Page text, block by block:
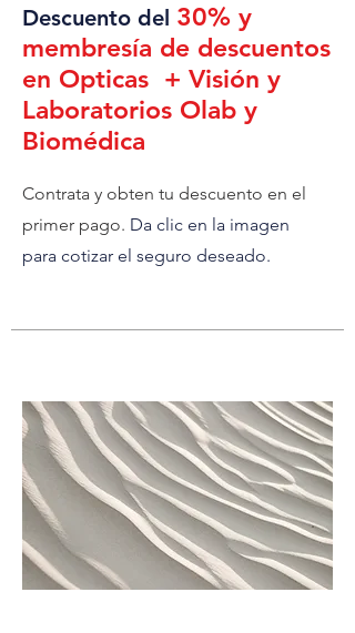
Descuento del 30% y
membresía de descuentos
en Opticas + Visión y
Laboratorios Olab y
Biomédica
Contrata y obten tu descuento en el
primer pago. Da clic en la imagen
para cotizar el seguro deseado.